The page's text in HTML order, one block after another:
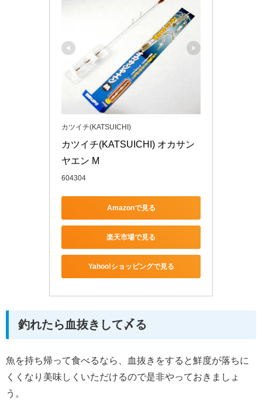
カツイチ(KATSUICHI)
カツイチ(KATSUICHI) オカサン
ヤエン M
604304
Amazonで見る
楽天市場で見る
Yahoo!ショッピングで見る
釣れたら血抜きして〆る
魚を持ち帰って食べるなら、血抜きをすると鮮度が落ちに
くくなり美味しくいただけるので是非やっておきましょ
う。